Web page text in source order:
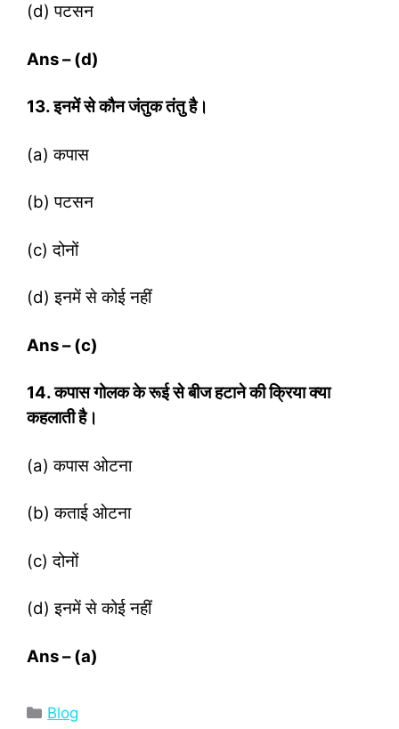
(d) पटसन
Ans – (d)
13. इनमें से कौन जंतुक तंतु है।
(a) कपास
(b) पटसन
(c) दोनों
(d) इनमें से कोई नहीं
Ans – (c)
14. कपास गोलक के रूई से बीज हटाने की क्रिया क्‍या
कहलाती है।
(a) कपास ओटना
(b) कताई ओटना
(c) दोनों
(d) इनमें से कोई नहीं
Ans – (a)
Categories
Blog